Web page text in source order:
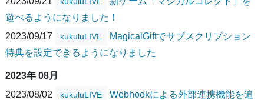
遊べるようになりました！
2023/09/17
kukuluLIVE
MagicalGiftでサブスクリプション
特典を設定できるようになりました
2023年 08月
2023/08/02
kukuluLIVE
Webhookによる外部連携機能を追